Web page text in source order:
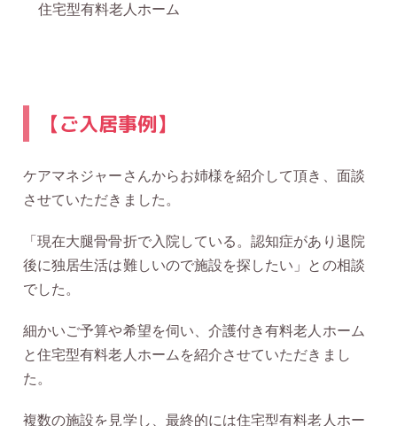
住宅型有料老人ホーム
【ご入居事例】
ケアマネジャーさんからお姉様を紹介して頂き、面談
させていただきました。
「現在大腿骨骨折で入院している。認知症があり退院
後に独居生活は難しいので施設を探したい」との相談
でした。
細かいご予算や希望を伺い、介護付き有料老人ホーム
と住宅型有料老人ホームを紹介させていただきまし
た。
複数の施設を見学し、最終的には住宅型有料老人ホー